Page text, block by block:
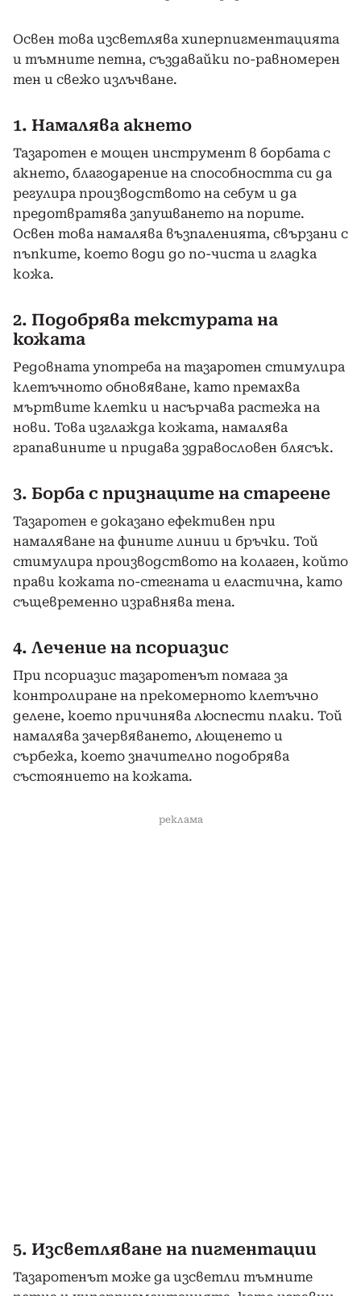
Освен това изсветлява хиперпигментацията
и тъмните петна, създавайки по-равномерен
тен и свежо излъчване.
1. Намалява акнето
Тазаротен е мощен инструмент в борбата с
акнето, благодарение на способността си да
регулира производството на себум и да
предотвратява запушването на порите.
Освен това намалява възпаленията, свързани с
пъпките, което води до по-чиста и гладка
кожа.
2. Подобрява текстурата на
кожата
Редовната употреба на тазаротен стимулира
клетъчното обновяване, като премахва
мъртвите клетки и насърчава растежа на
нови. Това изглажда кожата, намалява
грапавините и придава здравословен блясък.
3. Борба с признаците на стареене
Тазаротен е доказано ефективен при
намаляване на фините линии и бръчки. Той
стимулира производството на колаген, който
прави кожата по-стегната и еластична, като
същевременно изравнява тена.
4. Лечение на псориазис
При псориазис тазаротенът помага за
контролиране на прекомерното клетъчно
делене, което причинява люспести плаки. Той
намалява зачервяването, лющенето и
сърбежа, което значително подобрява
състоянието на кожата.
реклама
5. Изсветляване на пигментации
Тазаротенът може да изсветли тъмните